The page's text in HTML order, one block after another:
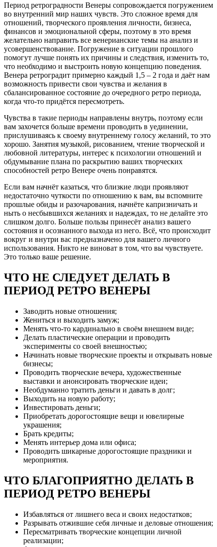
Период ретроградности Венеры сопровождается погружением
во внутренний мир наших чувств. Это сложное время для
отношений, творческого проявления личности, бизнеса,
финансов и эмоциональной сферы, поэтому в это время
желательно направить все венерианские темы на анализ и
усовершенствование. Погружение в ситуации прошлого
помогут лучше понять их причины и следствия, изменить то,
что необходимо и выстроить новую концепцию поведения.
Венера ретроградит примерно каждый 1,5 – 2 года и даёт нам
возможность привести свои чувства и желания в
сбалансированное состояние до очередного ретро периода,
когда что-то придётся пересмотреть.
Чувства в такие периоды направлены внутрь, поэтому если
вам захочется больше времени проводить в уединении,
прислушиваясь к своему внутреннему голосу желаний, то это
хорошо. Занятия музыкой, рисованием, чтение творческой и
любовной литературы, интерес к психологии отношений и
обдумывание плана по раскрытию ваших творческих
способностей ретро Венере очень понравятся.
Если вам начнёт казаться, что близкие люди проявляют
недостаточно чуткости по отношению к вам, вы вспомните
прошлые обиды и разочарования, начнёте капризничать и
ныть о несбывшихся желаниях и надеждах, то не делайте это
слишком долго. Больше пользы принесёт анализ вашего
состояния и осознанного выхода из него. Всё, что происходит
вокруг и внутри вас предназначено для вашего личного
использования. Никто не виноват в том, что вы чувствуете.
Это только ваше решение.
ЧТО НЕ СЛЕДУЕТ ДЕЛАТЬ В
ПЕРИОД РЕТРО ВЕНЕРЫ
Заводить новые отношения;
Жениться и выходить замуж;
Менять что-то кардинально в своём внешнем виде;
Делать пластические операции и проводить
эксперименты со своей внешностью;
Начинать новые творческие проекты и открывать новые
бизнесы;
Проводить творческие вечера, художественные
выставки и анонсировать творческие идеи;
Необдуманно тратить деньги и давать в долг;
Выходить на новую работу;
Инвестировать деньги;
Приобретать дорогостоящие вещи и ювелирные
украшения;
Брать кредиты;
Менять интерьер дома или офиса;
Проводить шикарные дорогостоящие праздники и
мероприятия.
ЧТО БЛАГОПРИЯТНО ДЕЛАТЬ В
ПЕРИОД РЕТРО ВЕНЕРЫ
Избавляться от лишнего веса и своих недостатков;
Разрывать отжившие себя личные и деловые отношения;
Пересматривать творческие концепции личной
реализации;